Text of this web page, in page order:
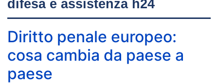
difesa e assistenza h24
Diritto penale europeo:
cosa cambia da paese a
paese